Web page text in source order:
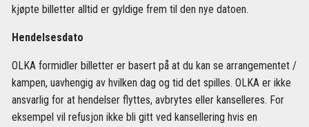
kjøpte billetter alltid er gyldige frem til den nye datoen.
Hendelsesdato
OLKA formidler billetter er basert på at du kan se arrangementet /
kampen, uavhengig av hvilken dag og tid det spilles. OLKA er ikke
ansvarlig for at hendelser flyttes, avbrytes eller kanselleres. For
eksempel vil refusjon ikke bli gitt ved kansellering hvis en